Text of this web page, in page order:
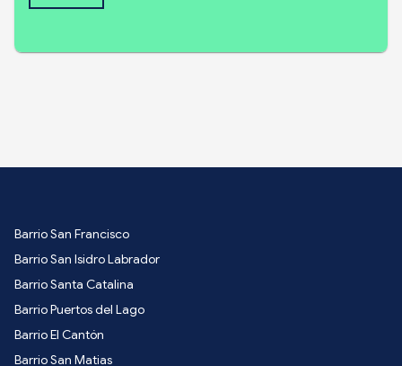
Barrio San Francisco
Barrio San Isidro Labrador
Barrio Santa Catalina
Barrio Puertos del Lago
Barrio El Cantón
Barrio San Matias